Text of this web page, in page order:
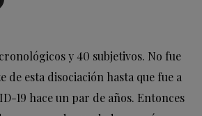
y 40 subjetivos. No fue
de esta disociación hasta que fue a
19 hace un par de años. Entonces